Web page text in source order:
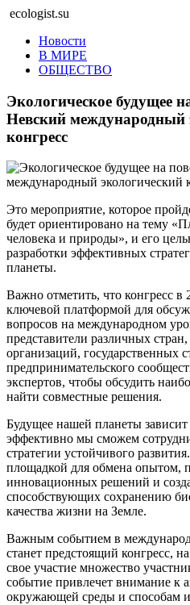
ecologist.su
Новости
В МИРЕ
ОБЩЕСТВО
Экологическое будущее
Невский международный
конгресс
Это мероприятие, которое
будет ориентировано на тему
человека и природы», и его
разработки эффективных
планеты.
Важно отметить, что конгресс в
ключевой платформой для
вопросов на международном
представители различных
организаций, государственных
предпринимательского
экспертов, чтобы обсудить
найти совместные решения.
Будущее нашей планеты зависит
эффективно мы сможем
стратегии устойчивого
площадкой для обмена опытом,
инновационных решений и
способствующих сохранению
качества жизни на Земле.
Важным событием в
станет предстоящий конгресс,
свое участие множество
событие привлечет внимание к
окружающей среды и способам